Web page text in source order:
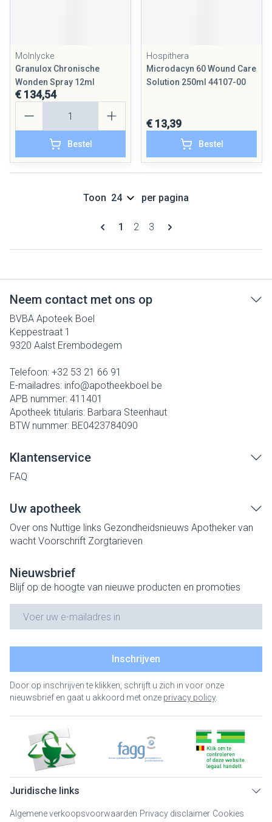
Molnlycke
Granulox Chronische
Wonden Spray 12ml
€ 134,54
Bestel
Hospithera
Microdacyn 60 Wound Care
Solution 250ml 44107-00
€ 13,39
Bestel
Pagina's
U lees momenteel pagina
1 Pagina
2 Pagina
3
Toon per pagina
Neem contact met ons op
BVBA Apoteek Boel
Keppestraat 1
9320 Aalst Erembodegem
Telefoon: +32 53 21 66 91
E-mailadres: info@apotheekboel.be
APB nummer: 411401
Apotheek titularis: Barbara Steenhaut
BTW nummer: BE0423784090
Klantenservice
FAQ
Uw apotheek
Over ons Nuttige links Gezondheidsnieuws Apotheker van
wacht Voorschrift Zorgtarieven
Nieuwsbrief
Blijf op de hoogte van nieuwe producten en promoties
Inschrijven
Door op inschrijven te klikken, schrijft u zich in voor onze
nieuwsbrief en gaat u akkoord met onze privacy policy.
Juridische links
Algemene verkoopsvoorwaarden Privacy disclaimer Cookies